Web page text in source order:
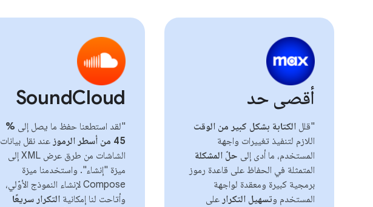
أقصى حد
"قلل الكتابة بشكل كبير من الوقت
اللازم لتنفيذ تغييرات واجهة
المستخدم، ما أدى إلى حلّ المشكلة
المتمثلة في الحفاظ على قاعدة رموز
برمجية كبيرة ومعقدة لواجهة
المستخدم وتسهيل التكرار على
SoundCloud
"لقد استطعنا حفظ ما يصل إلى %
45 من أسطر الرموز
عند نقل بيانات
الشاشات من طرق عرض XML إلى
ميزة "إنشاء". واستخدمنا ميزة
Compose لإنشاء النموذج الأوّلي،
وأتاحت لنا إمكانية التكرار سريعًا